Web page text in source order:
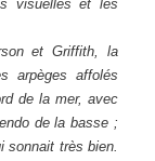
visuelles et les
et Griffith, la
arpèges affolés
de la mer, avec
de la basse ;
sonnait très bien.